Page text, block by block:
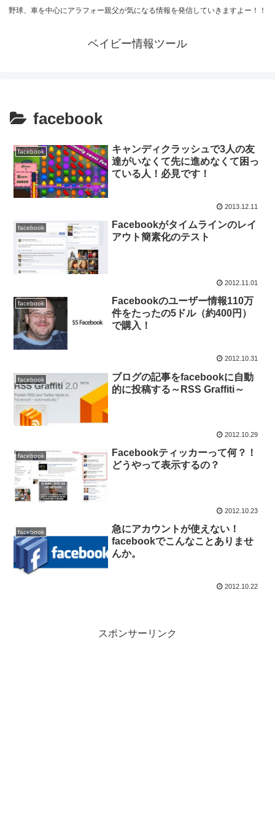
野球、車を中心にアラフォー親父が気になる情報を発信していきますよー！！
ベイビー情報ツール
facebook
facebook
キャンディクラッシュで3人の友
達がいなくて先に進めなくて困っ
ている人！必見です！
2013.12.11
facebook
Facebookがタイムラインのレイ
アウト簡素化のテスト
2012.11.01
facebook
Facebookのユーザー情報110万
件をたったの5ドル（約400円）
で購入！
2012.10.31
facebook
ブログの記事をfacebookに自動
的に投稿する～RSS Graffiti～
2012.10.29
facebook
Facebookティッカーって何？！
どうやって表示するの？
2012.10.23
facebook
急にアカウントが使えない！
facebookでこんなことありませ
んか。
2012.10.22
スポンサーリンク